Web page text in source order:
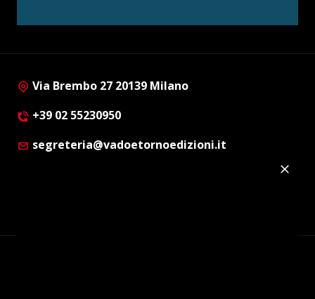
Via Brembo 27 20139 Milano
+39 02 55230950
segreteria@vadoetornoedizioni.it